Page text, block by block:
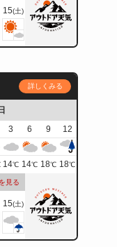
15(土)
詳しくみる
3 6 9
12
14℃ 14℃ 18℃ 18℃
見る
15(土)